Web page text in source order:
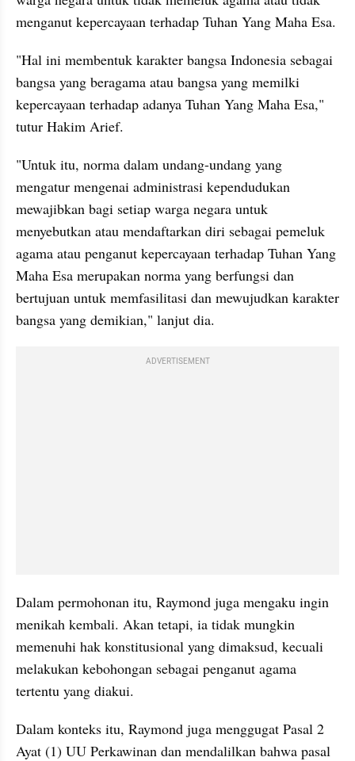
menganut kepercayaan terhadap Tuhan Yang Maha Esa.
"Hal ini membentuk karakter bangsa Indonesia sebagai
bangsa yang beragama atau bangsa yang memilki
kepercayaan terhadap adanya Tuhan Yang Maha Esa,"
tutur Hakim Arief.
"Untuk itu, norma dalam undang-undang yang
mengatur mengenai administrasi kependudukan
mewajibkan bagi setiap warga negara untuk
menyebutkan atau mendaftarkan diri sebagai pemeluk
agama atau penganut kepercayaan terhadap Tuhan Yang
Maha Esa merupakan norma yang berfungsi dan
bertujuan untuk memfasilitasi dan mewujudkan karakter
bangsa yang demikian," lanjut dia.
ADVERTISEMENT
Dalam permohonan itu, Raymond juga mengaku ingin
menikah kembali. Akan tetapi, ia tidak mungkin
memenuhi hak konstitusional yang dimaksud, kecuali
melakukan kebohongan sebagai penganut agama
tertentu yang diakui.
Dalam konteks itu, Raymond juga menggugat Pasal 2
Ayat (1) UU Perkawinan dan mendalilkan bahwa pasal